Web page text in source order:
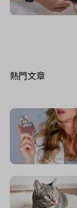
熱門文章